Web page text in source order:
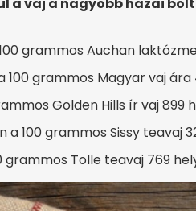
a vaj a nagyobb hazai
grammos Auchan
100 grammos Magyar vaj
Golden Hills ír vaj
a 100 grammos Sissy teavaj
grammos Tolle teavaj 769